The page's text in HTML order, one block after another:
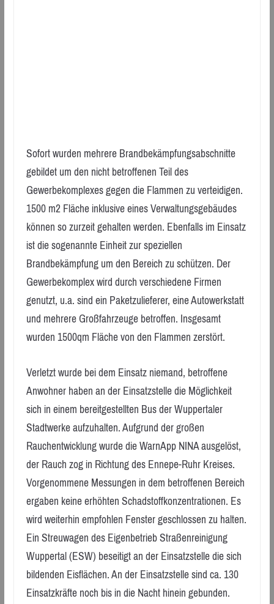
Sofort wurden mehrere Brandbekämpfungsabschnitte
gebildet um den nicht betroffenen Teil des
Gewerbekomplexes gegen die Flammen zu verteidigen.
1500 m2 Fläche inklusive eines Verwaltungsgebäudes
können so zurzeit gehalten werden. Ebenfalls im Einsatz
ist die sogenannte Einheit zur speziellen
Brandbekämpfung um den Bereich zu schützen. Der
Gewerbekomplex wird durch verschiedene Firmen
genutzt, u.a. sind ein Paketzulieferer, eine Autowerkstatt
und mehrere Großfahrzeuge betroffen. Insgesamt
wurden 1500qm Fläche von den Flammen zerstört.
Verletzt wurde bei dem Einsatz niemand, betroffene
Anwohner haben an der Einsatzstelle die Möglichkeit
sich in einem bereitgestellten Bus der Wuppertaler
Stadtwerke aufzuhalten. Aufgrund der großen
Rauchentwicklung wurde die WarnApp NINA ausgelöst,
der Rauch zog in Richtung des Ennepe-Ruhr Kreises.
Vorgenommene Messungen in dem betroffenen Bereich
ergaben keine erhöhten Schadstoffkonzentrationen. Es
wird weiterhin empfohlen Fenster geschlossen zu halten.
Ein Streuwagen des Eigenbetrieb Straßenreinigung
Wuppertal (ESW) beseitigt an der Einsatzstelle die sich
bildenden Eisflächen. An der Einsatzstelle sind ca. 130
Einsatzkräfte noch bis in die Nacht hinein gebunden.